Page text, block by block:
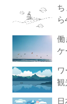
働
ケ
観